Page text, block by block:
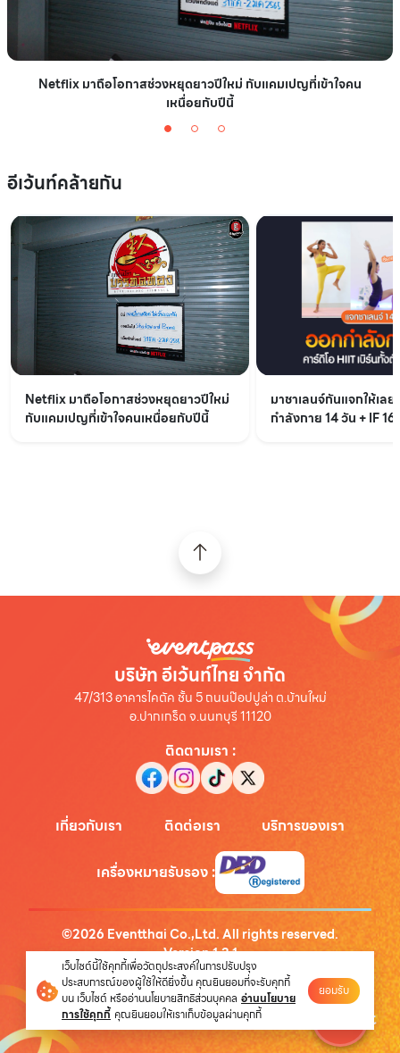
Netflix มาถือโอกาสช่วงหยุดยาวปีใหม่ กับแคมเปญที่เข้าใจคน
เหนื่อยกับปีนี้
อีเว้นท์คล้ายกัน
Netflix มาถือโอกาสช่วงหยุดยาวปีใหม่
กับแคมเปญที่เข้าใจคนเหนื่อยกับปีนี้
มาชาเลนจ์กันแจกให้เล
กำลังกาย 14 วัน + IF
บริษัท อีเว้นท์ไทย จำกัด
47/313 อาคารไคตัค ชั้น 5 ถนนป๊อปปูล่า ต.บ้านใหม่
อ.ปากเกร็ด จ.นนทบุรี 11120
ติดตามเรา :
เกี่ยวกับเรา ติดต่อเรา บริการของเรา
เครื่องหมายรับรอง:
©2026 Eventthai Co.,Ltd. All rights reserved.
Version1.3.1
นโยบายความเป็นส่วนตัว
เว็บไซต์นี้ใช้คุกกี้เพื่อวัตถุประสงค์ในการปรับปรุง
ประสบการณ์ของผู้ใช้ให้ดียิ่งขึ้น คุณยินยอมที่จะรับคุกกี้
บน เว็บไซต์ หรืออ่านนโยบายสิทธิส่วนบุคคล อ่านนโยบาย
การใช้คุกกี้ คุณยินยอมให้เราเก็บข้อมูลผ่านคุกกี้
ยอมรับ